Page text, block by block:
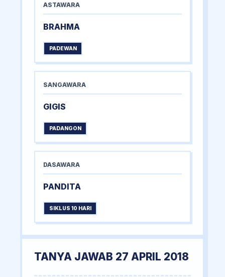
ASTAWARA
BRAHMA
PADEWAN
SANGAWARA
GIGIS
PADANGON
DASAWARA
PANDITA
SIKLUS 10 HARI
TANYA JAWAB 27 APRIL 2018